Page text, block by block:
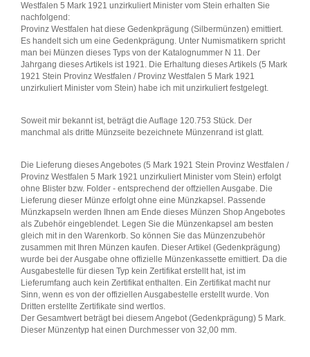
Westfalen 5 Mark 1921 unzirkuliert Minister vom Stein erhalten Sie
nachfolgend:
Provinz Westfalen hat diese Gedenkprägung (Silbermünzen) emittiert.
Es handelt sich um eine Gedenkprägung. Unter Numismatikern spricht
man bei Münzen dieses Typs von der Katalognummer N 11. Der
Jahrgang dieses Artikels ist 1921. Die Erhaltung dieses Artikels (5 Mark
1921 Stein Provinz Westfalen / Provinz Westfalen 5 Mark 1921
unzirkuliert Minister vom Stein) habe ich mit unzirkuliert festgelegt.
Soweit mir bekannt ist, beträgt die Auflage 120.753 Stück. Der
manchmal als dritte Münzseite bezeichnete Münzenrand ist glatt.
Die Lieferung dieses Angebotes (5 Mark 1921 Stein Provinz Westfalen /
Provinz Westfalen 5 Mark 1921 unzirkuliert Minister vom Stein) erfolgt
ohne Blister bzw. Folder - entsprechend der offziellen Ausgabe. Die
Lieferung dieser Münze erfolgt ohne eine Münzkapsel. Passende
Münzkapseln werden Ihnen am Ende dieses Münzen Shop Angebotes
als Zubehör eingeblendet. Legen Sie die Münzenkapsel am besten
gleich mit in den Warenkorb. So können Sie das Münzenzubehör
zusammen mit Ihren Münzen kaufen. Dieser Artikel (Gedenkprägung)
wurde bei der Ausgabe ohne offizielle Münzenkassette emittiert. Da die
Ausgabestelle für diesen Typ kein Zertifikat erstellt hat, ist im
Lieferumfang auch kein Zertifikat enthalten. Ein Zertifikat macht nur
Sinn, wenn es von der offiziellen Ausgabestelle erstellt wurde. Von
Dritten erstellte Zertifikate sind wertlos.
Der Gesamtwert beträgt bei diesem Angebot (Gedenkprägung) 5 Mark.
Dieser Münzentyp hat einen Durchmesser von 32,00 mm.